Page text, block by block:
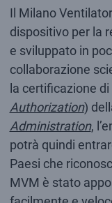
Il Milano
dispositivo per la
e sviluppato in
collaborazione
la certificazione
Authorization)
Administration,
potrà quindi
Paesi che
MVM è stato